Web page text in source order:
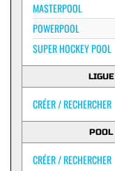
MASTERPOOL
POWERPOOL
SUPER HOCKEY POOL
LIGUE
CRÉER / RECHERCHER
POOL
CRÉER / RECHERCHER